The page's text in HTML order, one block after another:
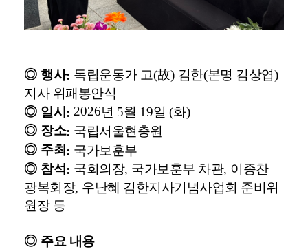
◎ 행사: 독립운동가 고(故) 김한(본명 김상엽)
지사 위패봉안식
◎ 일시 : 2026년 5월 19일(화)
◎ 장소: 국립서울현충원
◎ 주최: 국가보훈부
◎ 참석: 국회의장, 국가보훈부 차관, 이종찬
광복회장, 우난혜 김한지사기념사업회 준비위
원장 등
◎ 주요 내용